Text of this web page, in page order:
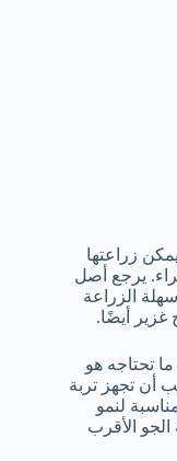
زراعتها
يرجع أصل
الزراعة
غزير أيضًا.
تحتاجه هو
أن تجهز تربة
لنمو
الأقرب